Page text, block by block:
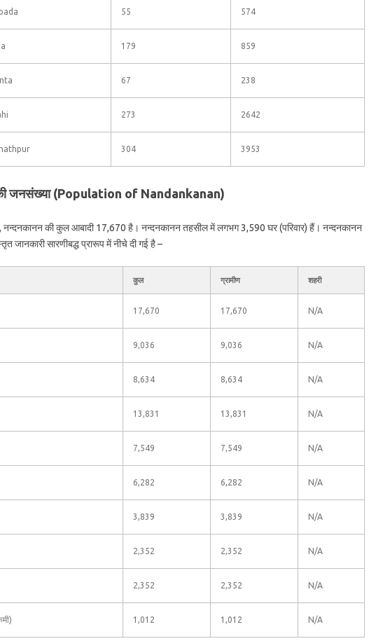
55 574
179 859
67 238
273 2642
304 3953
जनसंख्या (Population of Nandankanan)
की कुल आबादी 17,670 है। नन्दनकानन तहसील में लगभग 3,590 घर (परिवार) हैं। नन्दनकानन
जानकारी सारणीबद्ध प्रारूप में नीचे दी गई है –
कुल ग्रामीण शहरी
17,670 17,670 N/A
9,036 9,036 N/A
8,634 8,634 N/A
13,831 13,831 N/A
7,549 7,549 N/A
6,282 6,282 N/A
3,839 3,839 N/A
2,352 2,352 N/A
2,352 2,352 N/A
1,012 1,012 N/A